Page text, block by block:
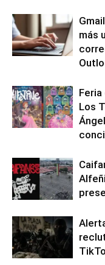
más
Los